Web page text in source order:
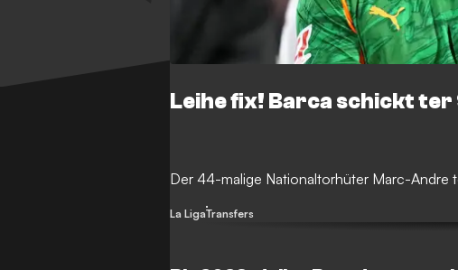
Leihe fix! Barca schickt
Der 44-malige Nationaltorhüter Marc-Andre
La LigaTransfers